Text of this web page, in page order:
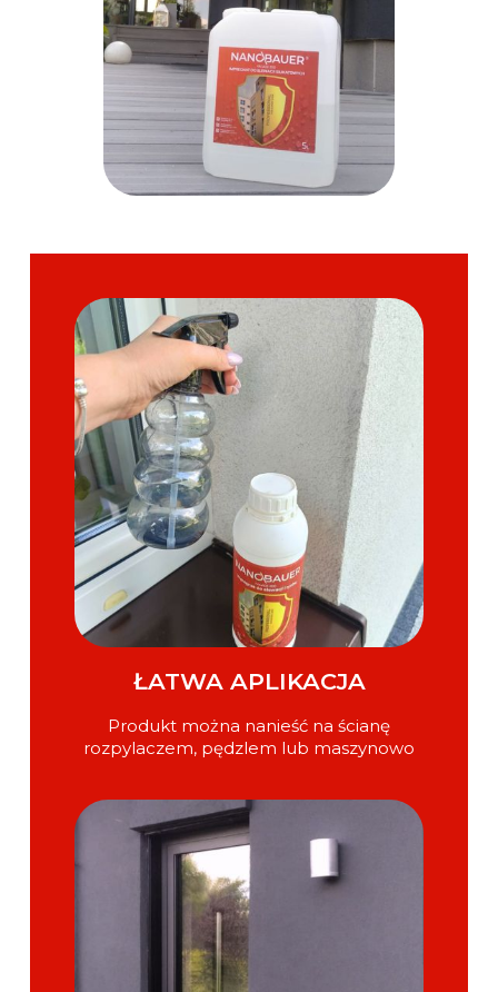
ŁATWA APLIKACJA
Produkt można nanieść na ścianę
rozpylaczem, pędzlem lub maszynowo